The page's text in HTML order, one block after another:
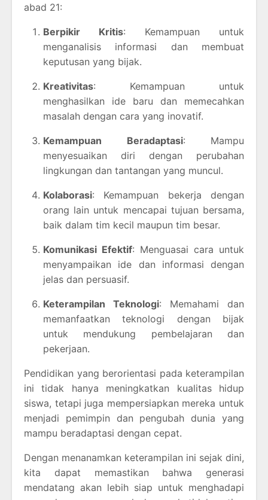
abad 21:
Berpikir Kritis: Kemampuan untuk
menganalisis informasi dan membuat
keputusan yang bijak.
Kreativitas: Kemampuan untuk
menghasilkan ide baru dan memecahkan
masalah dengan cara yang inovatif.
Kemampuan Beradaptasi: Mampu
menyesuaikan diri dengan perubahan
lingkungan dan tantangan yang muncul.
Kolaborasi: Kemampuan bekerja dengan
orang lain untuk mencapai tujuan bersama,
baik dalam tim kecil maupun tim besar.
Komunikasi Efektif: Menguasai cara untuk
menyampaikan ide dan informasi dengan
jelas dan persuasif.
Keterampilan Teknologi: Memahami dan
memanfaatkan teknologi dengan bijak
untuk mendukung pembelajaran dan
pekerjaan.
Pendidikan yang berorientasi pada keterampilan
ini tidak hanya meningkatkan kualitas hidup
siswa, tetapi juga mempersiapkan mereka untuk
menjadi pemimpin dan pengubah dunia yang
mampu beradaptasi dengan cepat.
Dengan menanamkan keterampilan ini sejak dini,
kita dapat memastikan bahwa generasi
mendatang akan lebih siap untuk menghadapi